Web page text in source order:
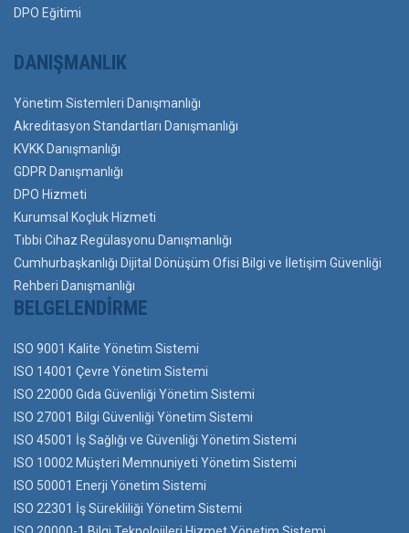
DPO Eğitimi
DANIŞMANLIK
Yönetim Sistemleri Danışmanlığı
Akreditasyon Standartları Danışmanlığı
KVKK Danışmanlığı
GDPR Danışmanlığı
DPO Hizmeti
Kurumsal Koçluk Hizmeti
Tıbbi Cihaz Regülasyonu Danışmanlığı
Cumhurbaşkanlığı Dijital Dönüşüm Ofisi Bilgi ve İletişim Güvenliği
Rehberi Danışmanlığı
BELGELENDIRME
ISO 9001 Kalite Yönetim Sistemi
ISO 14001 Çevre Yönetim Sistemi
ISO 22000 Gıda Güvenliği Yönetim Sistemi
ISO 27001 Bilgi Güvenliği Yönetim Sistemi
ISO 45001 İş Sağlığı ve Güvenliği Yönetim Sistemi
ISO 10002 Müşteri Memnuniyeti Yönetim Sistemi
ISO 50001 Enerji Yönetim Sistemi
ISO 22301 İş Sürekliliği Yönetim Sistemi